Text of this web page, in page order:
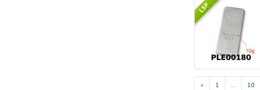
LSP
« 1 ... 10